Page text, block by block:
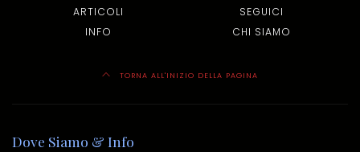
ARTICOLI
SEGUICI
INFO
CHI SIAMO
TORNA ALL'INIZIO DELLA PAGINA
Dove Siamo & Info